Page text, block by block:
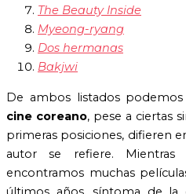
The Beauty Inside
Myeong-ryang
Dos hermanas
Bakjwi
De ambos listados
cine coreano, pese a ciertas
primeras posiciones, difieren
autor se refiere.
encontramos muchas